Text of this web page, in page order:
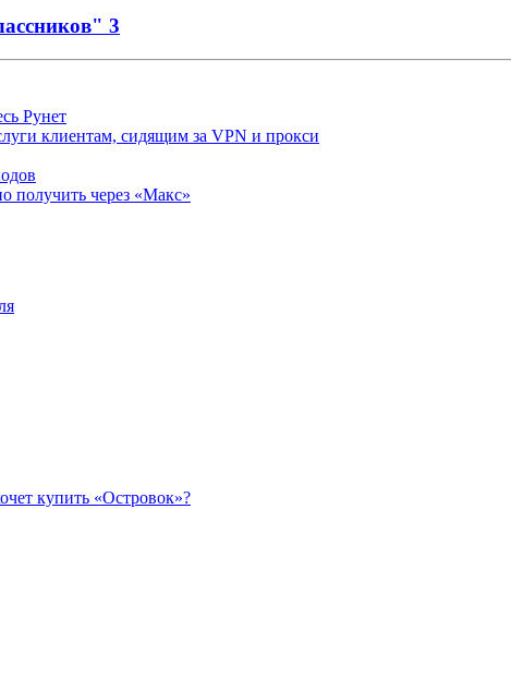
3
Рунет
клиентам, сидящим за VPN и прокси
через «Макс»
купить «Островок»?